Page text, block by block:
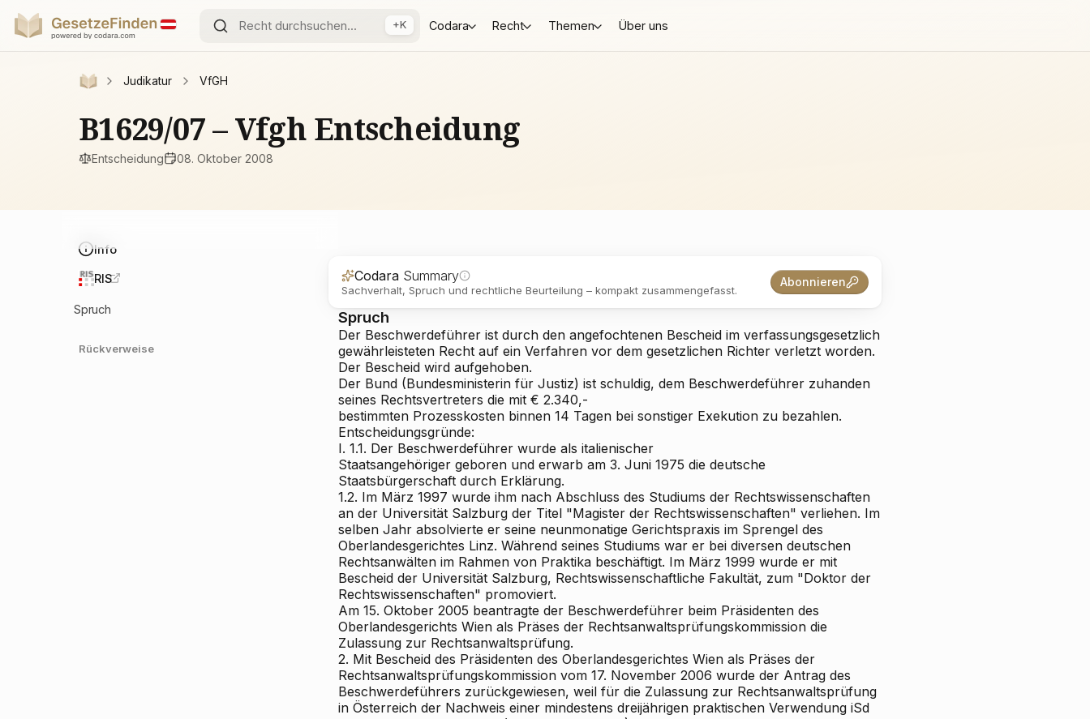
+K Codara Recht Themen Über uns
Judikatur VfGH
B1629/07 – Vfgh Entscheidung
Entscheidung 08. Oktober 2008
Info
RIS
Spruch
Rückverweise
Codara Summary
Sachverhalt, Spruch und rechtliche Beurteilung – kompakt zusammengefasst.
Abonnieren
Spruch
Der Beschwerdeführer ist durch den angefochtenen Bescheid im verfassungsgesetzlich
gewährleisteten Recht auf ein Verfahren vor dem gesetzlichen Richter verletzt worden.
Der Bescheid wird aufgehoben.
Der Bund (Bundesministerin für Justiz) ist schuldig, dem Beschwerdeführer zuhanden
seines Rechtsvertreters die mit € 2.340,-
bestimmten Prozesskosten binnen 14 Tagen bei sonstiger Exekution zu bezahlen.
Entscheidungsgründe:
I. 1.1. Der Beschwerdeführer wurde als italienischer
Staatsangehöriger geboren und erwarb am 3. Juni 1975 die deutsche
Staatsbürgerschaft durch Erklärung.
1.2. Im März 1997 wurde ihm nach Abschluss des Studiums der Rechtswissenschaften
an der Universität Salzburg der Titel "Magister der Rechtswissenschaften" verliehen. Im
selben Jahr absolvierte er seine neunmonatige Gerichtspraxis im Sprengel des
Oberlandesgerichtes Linz. Während seines Studiums war er bei diversen deutschen
Rechtsanwälten im Rahmen von Praktika beschäftigt. Im März 1999 wurde er mit
Bescheid der Universität Salzburg, Rechtswissenschaftliche Fakultät, zum "Doktor der
Rechtswissenschaften" promoviert.
Am 15. Oktober 2005 beantragte der Beschwerdeführer beim Präsidenten des
Oberlandesgerichts Wien als Präses der Rechtsanwaltsprüfungskommission die
Zulassung zur Rechtsanwaltsprüfung.
2. Mit Bescheid des Präsidenten des Oberlandesgerichtes Wien als Präses der
Rechtsanwaltsprüfungskommission vom 17. November 2006 wurde der Antrag des
Beschwerdeführers zurückgewiesen, weil für die Zulassung zur Rechtsanwaltsprüfung
in Österreich der Nachweis einer mindestens dreijährigen praktischen Verwendung iSd